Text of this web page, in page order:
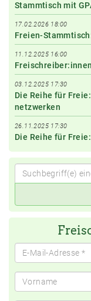
Stammtisch mit
17.02.2026 18:00
Freien-
11.12.2025 16:00
03.12.2025 17:30
Die Reihe für
netzwerken
26.11.2025 17:30
Die Reihe für